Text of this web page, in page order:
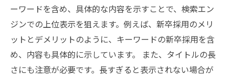
ーワードを含め、具体的な内容を示すことで、検索エン
ジンでの上位表示を狙えます。例えば、新卒採用のメリ
ットとデメリットのように、キーワードの新卒採用を含
め、内容も具体的に示しています。 また、タイトルの長
さにも注意が必要です。長すぎると表示されない場合が